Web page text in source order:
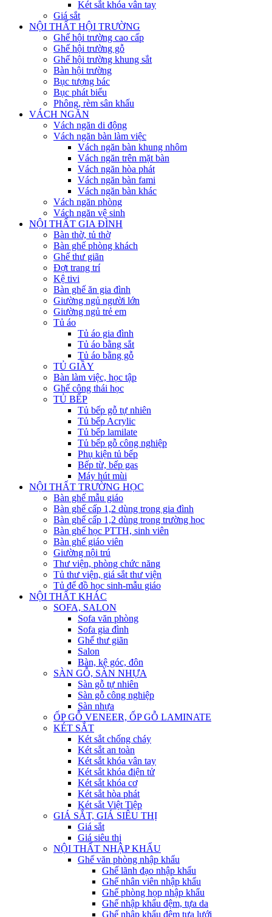
Két sắt khóa vân tay
Giá sắt
NỘI THẤT HỘI TRƯỜNG
Ghế hội trường cao cấp
Ghế hội trường gỗ
Ghế hội trường khung sắt
Bàn hội trường
Bục tượng bác
Bục phát biểu
Phông, rèm sân khấu
VÁCH NGĂN
Vách ngăn di động
Vách ngăn bàn làm việc
Vách ngăn bàn khung nhôm
Vách ngăn trên mặt bàn
Vách ngăn hòa phát
Vách ngăn bàn fami
Vách ngăn bàn khác
Vách ngăn phòng
Vách ngăn vệ sinh
NỘI THẤT GIA ĐÌNH
Bàn thờ, tủ thờ
Bàn ghế phòng khách
Ghế thư giãn
Đợt trang trí
Kệ tivi
Bàn ghế ăn gia đình
Giường ngủ người lớn
Giường ngủ trẻ em
Tủ áo
Tủ áo gia đình
Tủ áo bằng sắt
Tủ áo bằng gỗ
TỦ GIẦY
Bàn làm việc, học tập
Ghế công thái học
TỦ BẾP
Tủ bếp gỗ tự nhiên
Tủ bếp Acrylic
Tủ bếp lamilate
Tủ bếp gỗ công nghiệp
Phụ kiện tủ bếp
Bếp từ, bếp gas
Máy hút mùi
NỘI THẤT TRƯỜNG HỌC
Bàn ghế mẫu giáo
Bàn ghế cấp 1,2 dùng trong gia đình
Bàn ghế cấp 1,2 dùng trong trường học
Bàn ghế học PTTH, sinh viên
Bàn ghế giáo viên
Giường nội trú
Thư viện, phòng chức năng
Tủ thư viện, giá sắt thư viện
Tủ để đồ học sinh-mẫu giáo
NỘI THẤT KHÁC
SOFA, SALON
Sofa văn phòng
Sofa gia đình
Ghế thư giãn
Salon
Bàn, kệ góc, đôn
SÀN GỖ, SÀN NHỰA
Sàn gỗ tự nhiên
Sàn gỗ công nghiệp
Sàn nhựa
ỐP GỖ VENEER, ỐP GỖ LAMINATE
KÉT SẮT
Két sắt chống cháy
Két sắt an toàn
Két sắt khóa vân tay
Két sắt khóa điện tử
Két sắt khóa cơ
Két sắt hòa phát
Két sắt Việt Tiệp
GIÁ SẮT, GIÁ SIÊU THỊ
Giá sắt
Giá siêu thị
NỘI THẤT NHẬP KHẨU
Ghế văn phòng nhập khẩu
Ghế lãnh đạo nhập khẩu
Ghế nhân viên nhập khẩu
Ghế phòng họp nhập khẩu
Ghế nhập khẩu đệm, tựa da
Ghế nhập khẩu đệm tựa lưới